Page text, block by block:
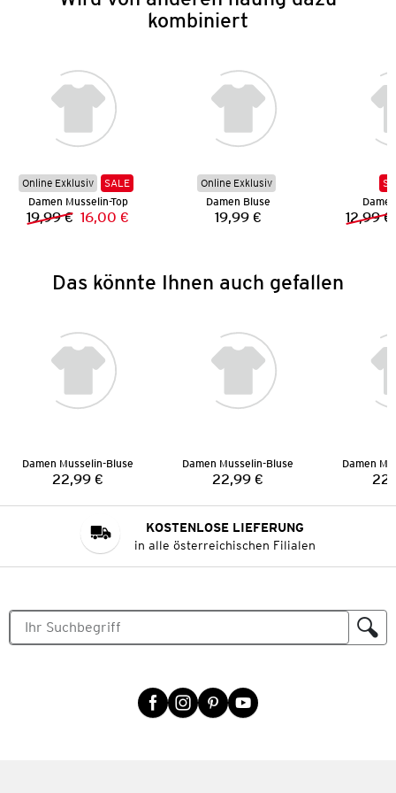
kombiniert
Online Exklusiv
SALE
Damen Musselin-Top
Vorheriger Preis:
19,99 € Neuer Preis:
16,00 €
Online Exklusiv
Damen Bluse
Preis:
19,99 € 12,99 €
Das könnte Ihnen auch gefallen
Damen Musselin-Bluse
Preis:
22,99 €
Damen Musselin-Bluse
Preis:
22,99 €
Damen
KOSTENLOSE LIEFERUNG
in alle österreichischen Filialen